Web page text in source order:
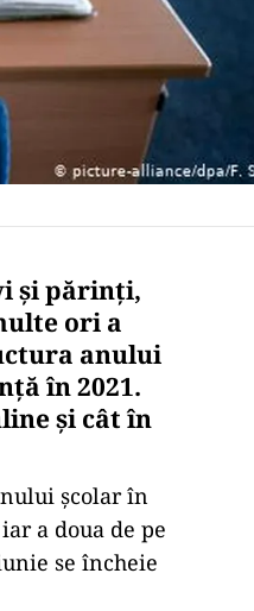
și părinți,
ori a
anului
în 2021.
și cât în
școlar în
a doua de pe
se încheie